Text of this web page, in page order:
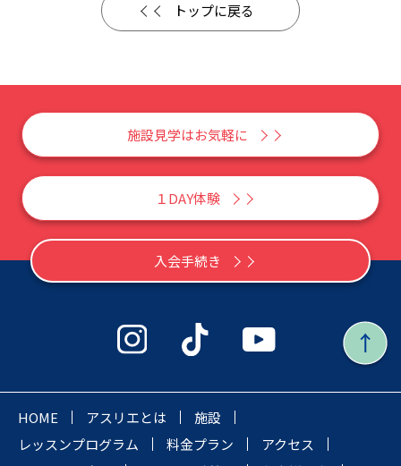
トップに戻る
施設見学はお気軽に
１DAY体験
入会手続き
HOME アスリエとは
施設
レッスンプログラム
料金プラン
アクセス